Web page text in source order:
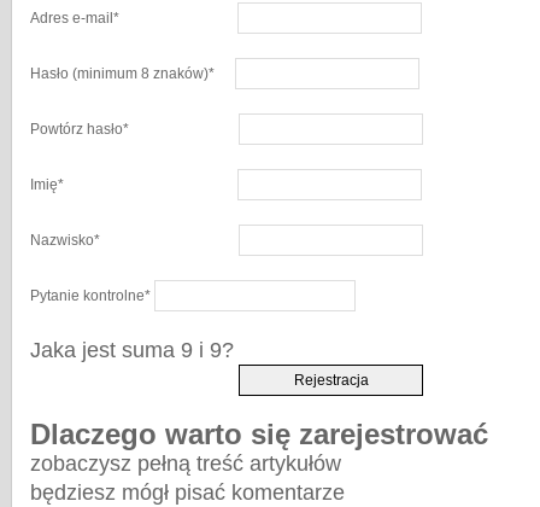
Adres e-mail *
Hasło (minimum 8 znaków)*
Powtórz hasło*
Imię*
Nazwisko*
Pytanie kontrolne*
Jaka jest suma 9 i 9?
Dlaczego warto się zarejestrować
zobaczysz pełną treść artykułów
będziesz mógł pisać komentarze